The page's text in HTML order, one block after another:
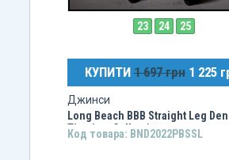
23 24 25
КУПИТИ 1 697 грн 1 225
Джинси
Long Beach BBB Straight Leg
Titanium Collection
Код товара: BND2022PBSSL